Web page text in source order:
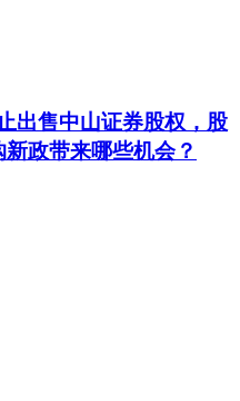
出售中山证券股权，股
政带来哪些机会？